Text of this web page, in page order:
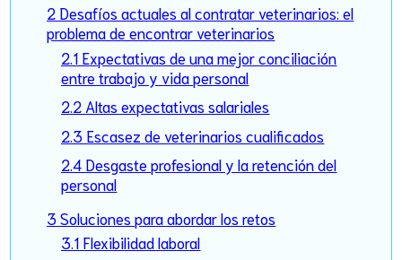
2 Desafíos actuales al contratar veterinarios: el
problema de encontrar veterinarios
2.1 Expectativas de una mejor conciliación
entre trabajo y vida personal
2.2 Altas expectativas salariales
2.3 Escasez de veterinarios cualificados
2.4 Desgaste profesional y la retención del
personal
3 Soluciones para abordar los retos
3.1 Flexibilidad laboral